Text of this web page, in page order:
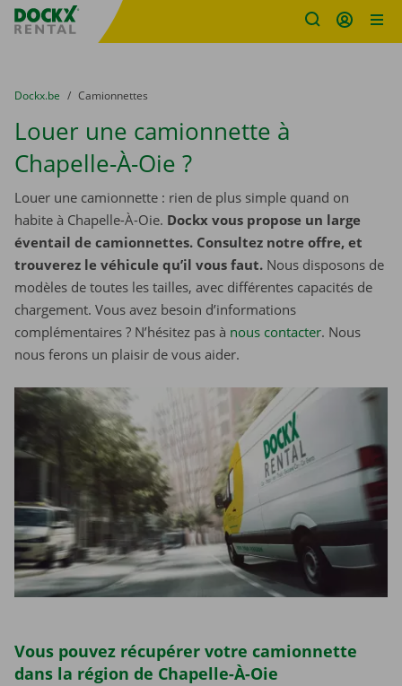
sitename
You are here:
du
Dockx.be to
Camionnettes
Louer une camionnette à
Chapelle-À-Oie ?
Louer une camionnette : rien de plus simple quand on
habite à Chapelle-À-Oie. Dockx vous propose un large
éventail de camionnettes. Consultez notre offre, et
trouverez le véhicule qu’il vous faut. Nous disposons de
modèles de toutes les tailles, avec différentes capacités de
chargement. Vous avez besoin d’informations
complémentaires ? N’hésitez pas à nous contacter. Nous
nous ferons un plaisir de vous aider.
Vous pouvez récupérer votre camionnette
dans la région de Chapelle-À-Oie